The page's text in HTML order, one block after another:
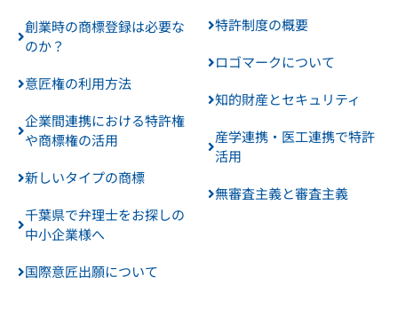
創業時の商標登録は必要な
のか？
意匠権の利用方法
企業間連携における特許権
や商標権の活用
新しいタイプの商標
千葉県で弁理士をお探しの
中小企業様へ
国際意匠出願について
特許制度の概要
ロゴマークについて
知的財産とセキュリティ
産学連携・医工連携で特許
活用
無審査主義と審査主義